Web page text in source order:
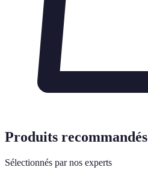
Produits recommandés
Sélectionnés par nos experts